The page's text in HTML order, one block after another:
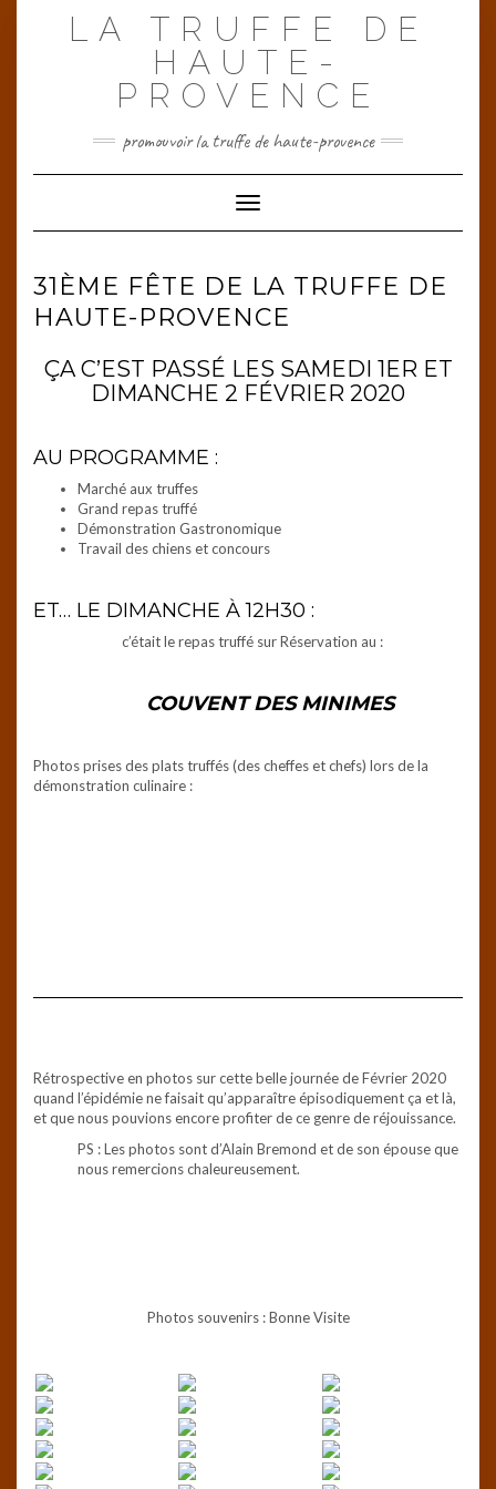
LA TRUFFE DE
HAUTE-
PROVENCE
promouvoir la truffe de haute-provence
Toggle Navigation
31ÈME FÊTE DE LA TRUFFE DE
HAUTE-PROVENCE
ÇA C’EST PASSÉ LES SAMEDI 1ER ET
DIMANCHE 2 FÉVRIER 2020
AU PROGRAMME :
Marché aux truffes
Grand repas truffé
Démonstration Gastronomique
Travail des chiens et concours
ET… LE DIMANCHE À 12H30 :
c’était le repas truffé sur Réservation au :
COUVENT DES MINIMES
Photos prises des plats truffés (des cheffes et chefs) lors de la
démonstration culinaire :
Rétrospective en photos sur cette belle journée de Février 2020
quand l’épidémie ne faisait qu’apparaître épisodiquement ça et là,
et que nous pouvions encore profiter de ce genre de réjouissance.
PS : Les photos sont d’Alain Bremond et de son épouse que
nous remercions chaleureusement.
Photos souvenirs : Bonne Visite